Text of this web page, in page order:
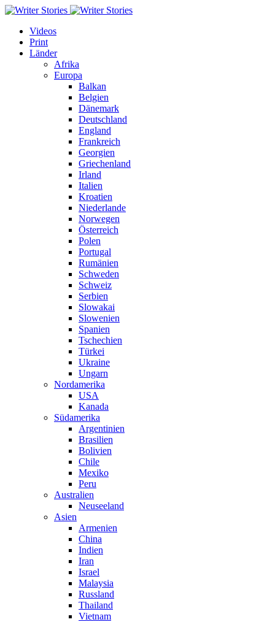
Videos
Print
Länder
Afrika
Europa
Balkan
Belgien
Dänemark
Deutschland
England
Frankreich
Georgien
Griechenland
Irland
Italien
Kroatien
Niederlande
Norwegen
Österreich
Polen
Portugal
Rumänien
Schweden
Schweiz
Serbien
Slowakai
Slowenien
Spanien
Tschechien
Türkei
Ukraine
Ungarn
Nordamerika
USA
Kanada
Südamerika
Argentinien
Brasilien
Bolivien
Chile
Mexiko
Peru
Australien
Neuseeland
Asien
Armenien
China
Indien
Iran
Israel
Malaysia
Russland
Thailand
Vietnam